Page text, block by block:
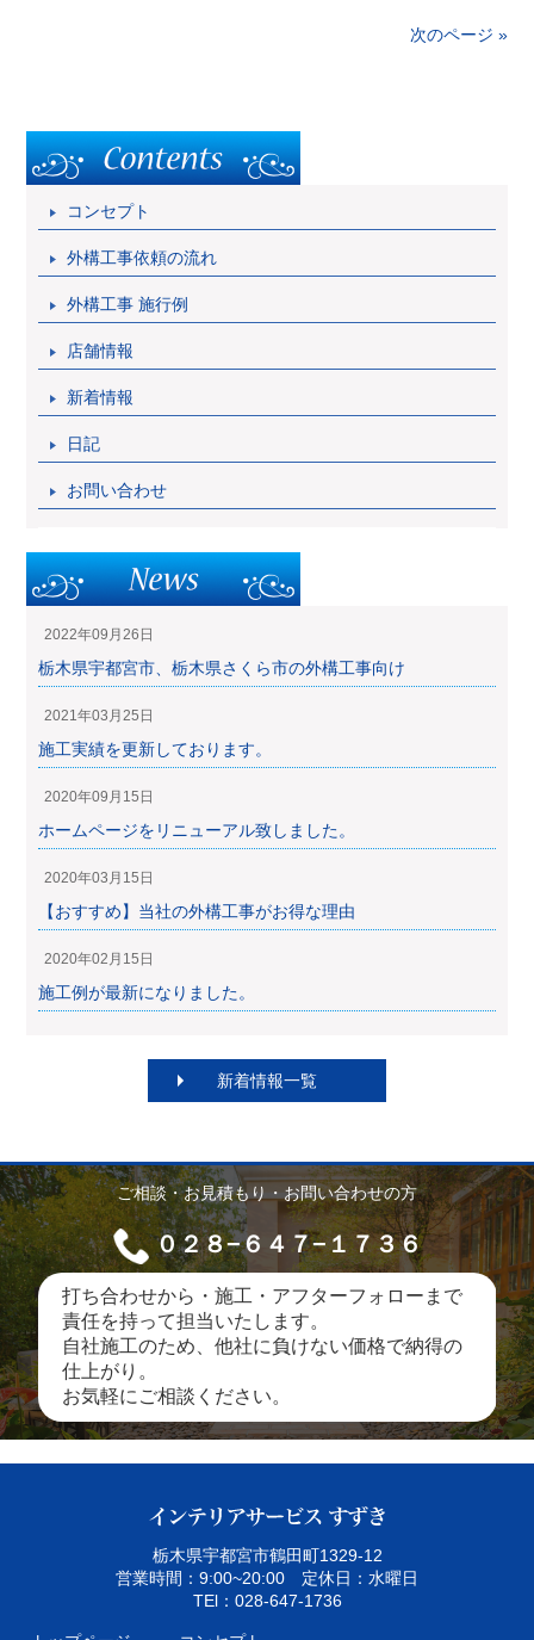
次のページ »
コンセプト
外構工事依頼の流れ
外構工事 施行例
店舗情報
新着情報
日記
お問い合わせ
2022年09月26日
栃木県宇都宮市、栃木県さくら市の外構工事向け
2021年03月25日
施工実績を更新しております。
2020年09月15日
ホームページをリニューアル致しました。
2020年03月15日
【おすすめ】当社の外構工事がお得な理由
2020年02月15日
施工例が最新になりました。
新着情報一覧
ご相談・お見積もり・お問い合わせの方
０２８−６４７−１７３６
打ち合わせから・施工・アフターフォローまで
責任を持って担当いたします。
自社施工のため、他社に負けない価格で納得の
仕上がり。
お気軽にご相談ください。
栃木県宇都宮市鶴田町1329‐12
営業時間：9:00~20:00 定休日：水曜日
TEl：028-647-1736